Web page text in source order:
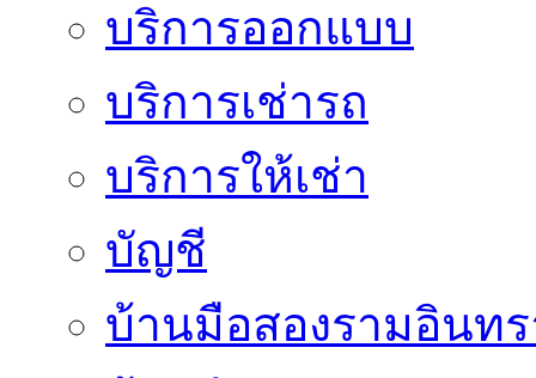
บริการออกแบบ
บริการเช่ารถ
บริการให้เช่า
บัญชี
บ้านมือสองรามอินท